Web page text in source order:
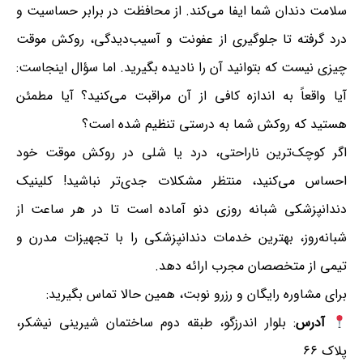
سلامت دندان شما ایفا می‌کند. از محافظت در برابر حساسیت و
درد گرفته تا جلوگیری از عفونت و آسیب‌دیدگی، روکش موقت
چیزی نیست که بتوانید آن را نادیده بگیرید. اما سؤال اینجاست:
آیا واقعاً به اندازه کافی از آن مراقبت می‌کنید؟ آیا مطمئن
هستید که روکش شما به درستی تنظیم شده است؟
اگر کوچک‌ترین ناراحتی، درد یا شلی در روکش موقت خود
احساس می‌کنید، منتظر مشکلات جدی‌تر نباشید! کلینیک
دندانپزشکی شبانه روزی دنو آماده است تا در هر ساعت از
شبانه‌روز، بهترین خدمات دندانپزشکی را با تجهیزات مدرن و
تیمی از متخصصان مجرب ارائه دهد.
برای مشاوره رایگان و رزرو نوبت، همین حالا تماس بگیرید:
آدرس: بلوار اندرزگو، طبقه دوم ساختمان شیرینی نیشکر،
پلاک ۶۶